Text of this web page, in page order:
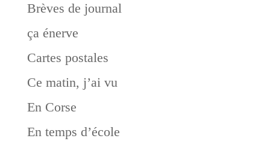
Brèves de journal
ça énerve
Cartes postales
Ce matin, j’ai vu
En Corse
En temps d’école